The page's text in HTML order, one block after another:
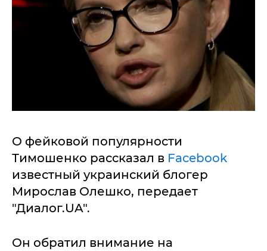
О фейковой популярности
Тимошенко рассказал в Facebook
известный украинский блогер
Мирослав Олешко, передает
"Диалог.UA".
Он обратил внимание на